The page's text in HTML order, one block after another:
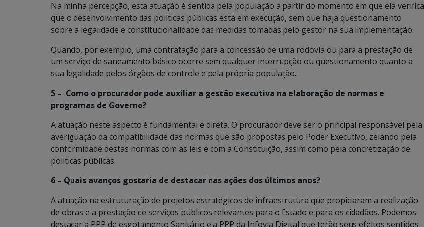
Na minha percepção, esta atuação é sentida pela população a partir do momento em que ela verifica
que o desenvolvimento das políticas públicas está em execução, sem que haja questionamento
sobre a legalidade e constitucionalidade das medidas tomadas pelo gestor na sua implementação.
Quando, por exemplo, uma contratação para a concessão de uma rodovia ou para a prestação de
um serviço de saneamento básico ocorre sem qualquer interrupção ou questionamento quanto a
sua legalidade pelos órgãos de controle e pela própria população.
5 – Como o procurador pode auxiliar a gestão executiva na elaboração de normas e
programas de Governo?
A atuação neste aspecto é fundamental e direta. O procurador deve ser o principal responsável pela
averiguação da compatibilidade das normas que são propostas pelo Poder Executivo, zelando pela
conformidade destas normas com as leis e com a Constituição, assim como pela concretização de
políticas públicas.
6 – Quais avanços gostaria de destacar nas ações dos últimos anos?
A atuação na estruturação de projetos estratégicos de infraestrutura que propiciaram a realização
de obras e a prestação de serviços públicos relevantes para o Estado e para os cidadãos. Podemos
destacar a PPP de esgotamento Sanitário e a PPP da Infovia Digital que terão seus efeitos sentidos